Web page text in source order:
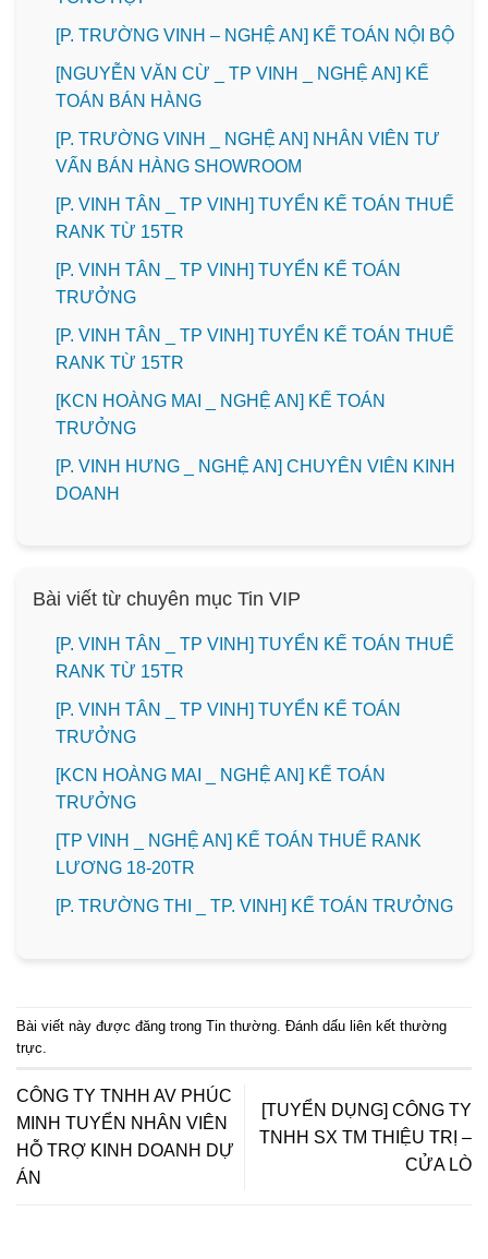
[P. TRƯỜNG VINH – NGHỆ AN] KẾ TOÁN NỘI BỘ
[NGUYỄN VĂN CỪ _ TP VINH _ NGHỆ AN] KẾ
TOÁN BÁN HÀNG
[P. TRƯỜNG VINH _ NGHỆ AN] NHÂN VIÊN TƯ
VẤN BÁN HÀNG SHOWROOM
[P. VINH TÂN _ TP VINH] TUYỂN KẾ TOÁN THUẾ
RANK TỪ 15TR
[P. VINH TÂN _ TP VINH] TUYỂN KẾ TOÁN
TRƯỞNG
[P. VINH TÂN _ TP VINH] TUYỂN KẾ TOÁN THUẾ
RANK TỪ 15TR
️[KCN HOÀNG MAI _ NGHỆ AN] KẾ TOÁN
TRƯỞNG
️[P. VINH HƯNG _ NGHỆ AN] CHUYÊN VIÊN KINH
DOANH
Bài viết từ chuyên mục Tin VIP
[P. VINH TÂN _ TP VINH] TUYỂN KẾ TOÁN THUẾ
RANK TỪ 15TR
[P. VINH TÂN _ TP VINH] TUYỂN KẾ TOÁN
TRƯỞNG
️[KCN HOÀNG MAI _ NGHỆ AN] KẾ TOÁN
TRƯỞNG
[TP VINH _ NGHỆ AN] KẾ TOÁN THUẾ RANK
LƯƠNG 18-20TR
️[P. TRƯỜNG THI _ TP. VINH] KẾ TOÁN TRƯỞNG
Bài viết này được đăng trong Tin thường . Đánh dấu liên kết thường
trực
CÔNG TY TNHH AV PHÚC
MINH TUYỂN NHÂN VIÊN
HỖ TRỢ KINH DOANH DỰ
ÁN
[TUYỂN DỤNG] CÔNG TY
TNHH SX TM THIỆU TRỊ –
CỬA LÒ